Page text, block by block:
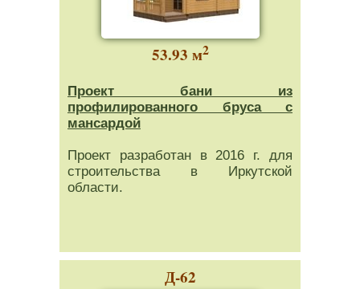
53.93 м2
Проект бани из
профилированного бруса с
мансардой
Проект разработан в 2016 г. для
строительства в Иркутской
области.
Д-62